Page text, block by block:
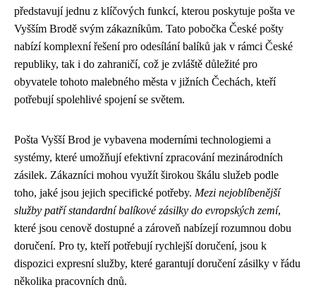
představují jednu z klíčových funkcí, kterou poskytuje pošta ve
Vyšším Brodě svým zákazníkům. Tato pobočka České pošty
nabízí komplexní řešení pro odesílání balíků jak v rámci České
republiky, tak i do zahraničí, což je zvláště důležité pro
obyvatele tohoto malebného města v jižních Čechách, kteří
potřebují spolehlivé spojení se světem.
Pošta Vyšší Brod je vybavena moderními technologiemi a
systémy, které umožňují efektivní zpracování mezinárodních
zásilek. Zákazníci mohou využít širokou škálu služeb podle
toho, jaké jsou jejich specifické potřeby. Mezi nejoblíbenější
služby patří standardní balíkové zásilky do evropských zemí,
které jsou cenově dostupné a zároveň nabízejí rozumnou dobu
doručení. Pro ty, kteří potřebují rychlejší doručení, jsou k
dispozici expresní služby, které garantují doručení zásilky v řádu
několika pracovních dnů.